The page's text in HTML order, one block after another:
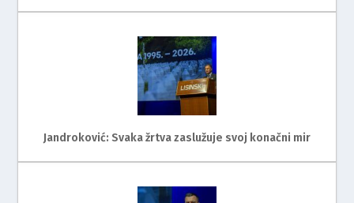
Jandroković: Svaka žrtva zaslužuje svoj konačni mir